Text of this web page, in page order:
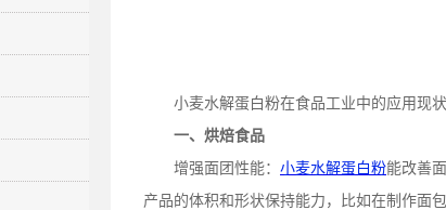
小麦水解蛋白粉在食品工业中的应用现状
一、烘焙食品
增强面团性能： 小麦水解蛋白粉能改善
产品的体积和形状保持能力 ，
比如在制作面